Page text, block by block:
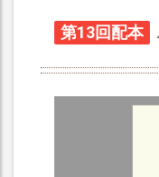
第13回配本